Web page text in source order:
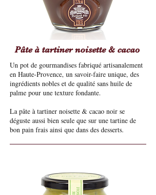
Pâte à tartiner noisette & cacao
Un pot de gourmandises fabriqué artisanalement
en Haute-Provence, un savoir-faire unique, des
ingrédients nobles et de qualité sans huile de
palme pour une texture fondante.
La pâte à tartiner noisette & cacao noir se
déguste aussi bien seule que sur une tartine de
bon pain frais ainsi que dans des desserts.